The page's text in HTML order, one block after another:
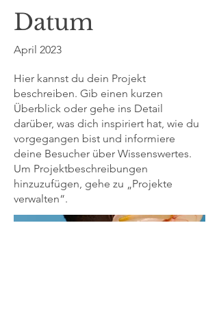
Datum
April 2023
Hier kannst du dein Projekt
beschreiben. Gib einen kurzen
Überblick oder gehe ins Detail
darüber, was dich inspiriert hat, wie du
vorgegangen bist und informiere
deine Besucher über Wissenswertes.
Um Projektbeschreibungen
hinzuzufügen, gehe zu „Projekte
verwalten“.